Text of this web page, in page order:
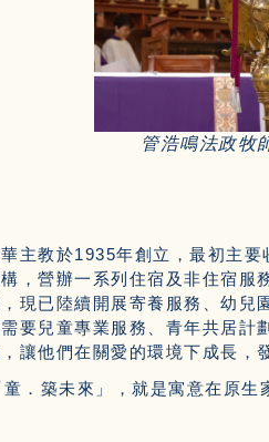
管浩鳴法政牧
主教於1935年創立，最初主
，營辦一系列住宿及非住宿
現已陸續開展寄養服務、幼
要兒童專業服務、青年共居
讓他們在關愛的環境下成長，
．築未來」，就是寓意在原